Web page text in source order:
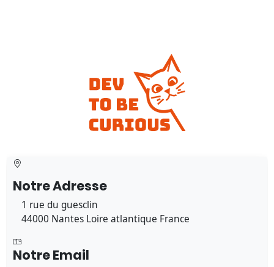
Notre Adresse
1 rue du guesclin
44000 Nantes Loire atlantique France
Notre Email